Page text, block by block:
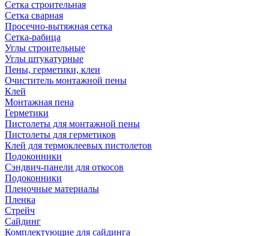
Сетка строительная
Сетка сварная
Просечно-вытяжная сетка
Сетка-рабица
Углы строительные
Углы штукатурные
Пены, герметики, клеи
Очиститель монтажной пены
Клей
Монтажная пена
Герметики
Пистолеты для монтажной пены
Пистолеты для герметиков
Клей для термоклеевых пистолетов
Подоконники
Сэндвич-панели для откосов
Подоконники
Пленочные материалы
Пленка
Стрейч
Сайдинг
Комплектующие для сайдинга